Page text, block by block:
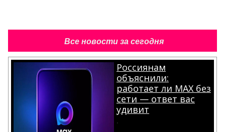
Все новости за сегодня
Россиянам
объяснили:
работает ли MAX без
сети — ответ вас
удивит
.